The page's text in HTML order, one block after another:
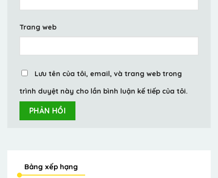
Trang web
Lưu tên của tôi, email, và trang web trong
trình duyệt này cho lần bình luận kế tiếp của tôi.
Bảng xếp hạng